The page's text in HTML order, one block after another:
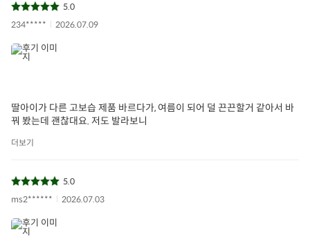
5.0
234*****
2026.07.09
딸아이가 다른 고보습 제품 바르다가, 여름이 되어 덜 끈끈할거 같아서 바
꿔 봤는데 괜찮대요. 저도 발라보니
더보기
5.0
ms2******
2026.07.03